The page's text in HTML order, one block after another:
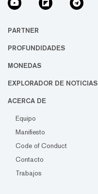
PARTNER
PROFUNDIDADES
MONEDAS
EXPLORADOR DE NOTICIAS
ACERCA DE
Equipo
Manifiesto
Code of Conduct
Contacto
Trabajos